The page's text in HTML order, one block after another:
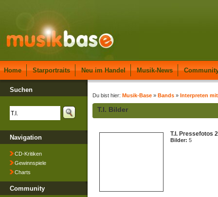
Home Starportraits Neu im Handel Musik-News
Suchen
Navigation
CD-Kritiken
Gewinnspiele
Charts
Community
Du bist hier: Musik-Base » Bands » Interpreten
T.I. Bilder
T.I. Pressefotos
Bilder: 5